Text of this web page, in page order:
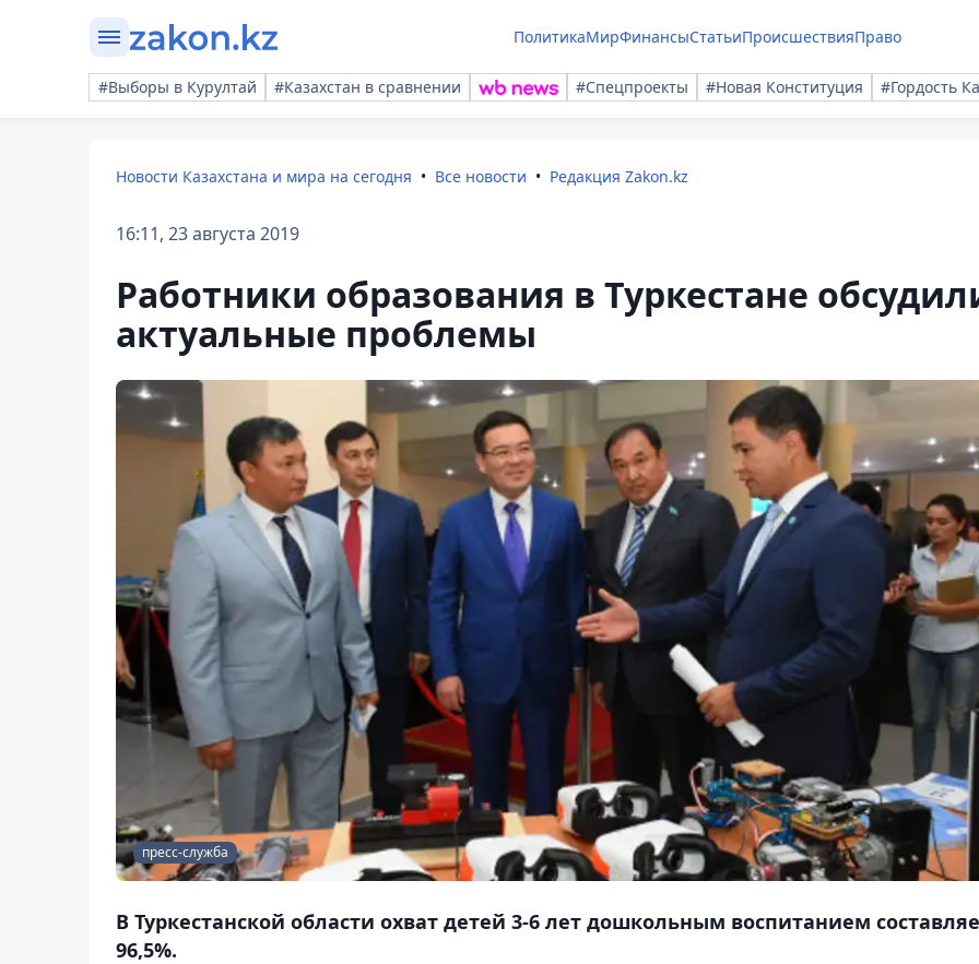
ПолитикаМирФинансыСтатьиПроисшествияПраво
#Выборы в Курултай #Казахстан в сравнении #Спецпроекты #Новая Конституция #Гордость
Новости Казахстана и мира на сегодня Все новости Редакция Zakon.kz
16:11, 23 августа 2019
Работники образования в Туркестане
актуальные проблемы
пресс-служба
В Туркестанской области охват детей 3-6 лет дошкольным воспитанием
96,5%.